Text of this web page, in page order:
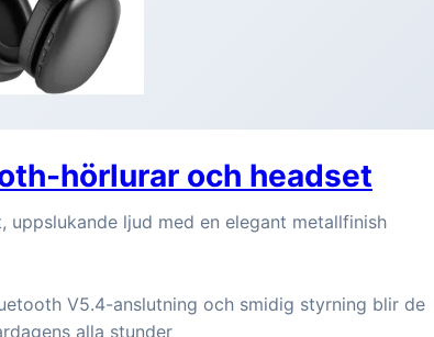
hörlurar och headset
ljud med en elegant metallfinish
V5.4-anslutning och smidig styrning blir de
alla stunder